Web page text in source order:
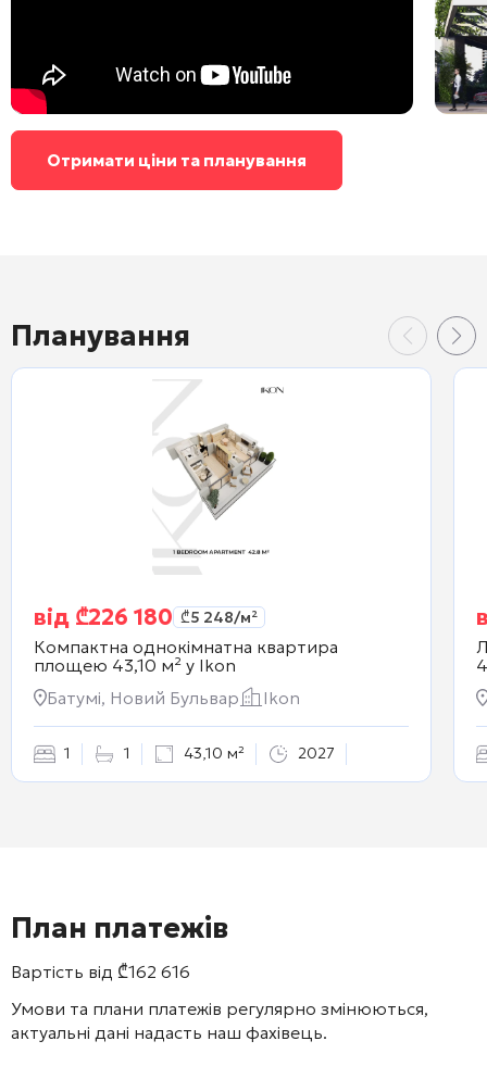
Отримати ціни та планування
Планування
від ₾226 180 ₾5 248/м²
Компактна однокімнатна квартира
площею 43,10 м² у Ikon
Батумі, Новий Бульвар
Ikon
1 1 43,10 м² 2027
План платежів
Вартість від ₾162 616
Умови та плани платежів регулярно змінюються,
актуальні дані надасть наш фахівець.